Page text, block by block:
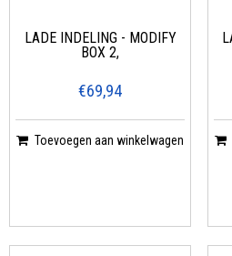
LADE INDELING - MODIFY
BOX 2,
€69,94
Toevoegen aan winkelwagen